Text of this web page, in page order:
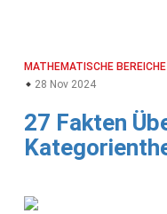
MATHEMATISCHE BEREICHE
28 Nov 2024
27 Fakten